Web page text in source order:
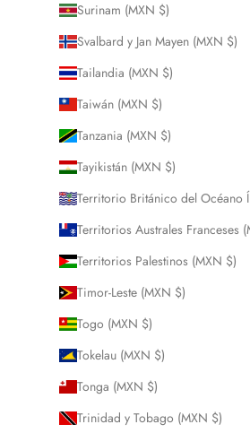
Surinam (MXN $)
Svalbard y Jan Mayen (MXN $)
Tailandia (MXN $)
Taiwán (MXN $)
Tanzania (MXN $)
Tayikistán (MXN $)
Territorio Británico del Océano
Territorios Australes Franceses
Territorios Palestinos (MXN $)
Timor-Leste (MXN $)
Togo (MXN $)
Tokelau (MXN $)
Tonga (MXN $)
Trinidad y Tobago (MXN $)